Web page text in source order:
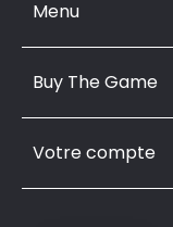
Menu
Buy The Game
Votre compte